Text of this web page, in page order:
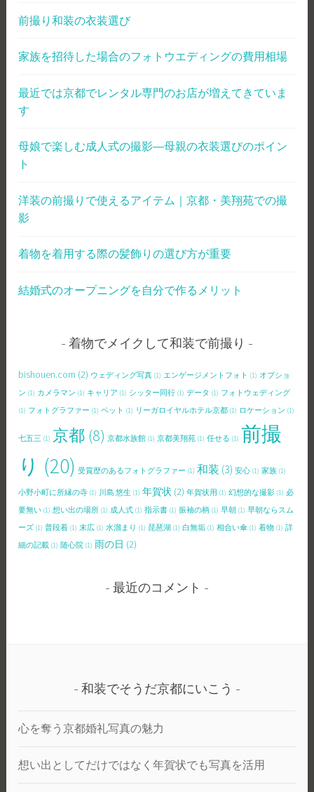
前撮り和装の衣装選び
家族を招待した場合のフォトウエディングの費用相場
最近では京都でレンタル専門のお店が増えてきていま
す
母娘で楽しむ成人式の撮影―母親の衣装選びのポイン
ト
洋装の前撮りで使えるアイテム｜京都・美翔苑での撮
影
着物を着用する際の髪飾りの選び方が重要
結婚式のオープニングを自分で作るメリット
着物でメイクして和装で前撮り
bishouen.com (2) ウェディング写真 (1) エンゲージメントフォト (1) オプショ
ン (1) カメラマン (1) キャリア (1) シッター同行 (1) データ (1) フォトウェディング
(1) フォトグラファー (1) ペット (1) リーガロイヤルホテル京都 (1) ロケーション (1)
七五三 (1) 京都 (8) 京都水族館 (1) 京都美翔苑 (1) 任せる (1) 前撮
り (20) 受賞歴のあるフォトグラファー (1) 和装 (3) 安心 (1) 家族 (1)
小野小町に所縁の寺 (1) 川島 悠生 (1) 年賀状 (2) 年賀状用 (1) 幻想的な撮影 (1) 必
要無い (1) 想い出の場所 (1) 成人式 (1) 指示書 (1) 振袖の柄 (1) 早朝 (1) 早朝ならスム
ーズ (1) 普段着 (1) 末広 (1) 水溜まり (1) 琵琶湖 (1) 白無垢 (1) 相合い傘 (1) 着物 (1) 詳
細の記載 (1) 随心院 (1) 雨の日 (2)
最近のコメント
和装でそうだ京都にいこう
心を奪う京都婚礼写真の魅力
想い出としてだけではなく年賀状でも写真を活用